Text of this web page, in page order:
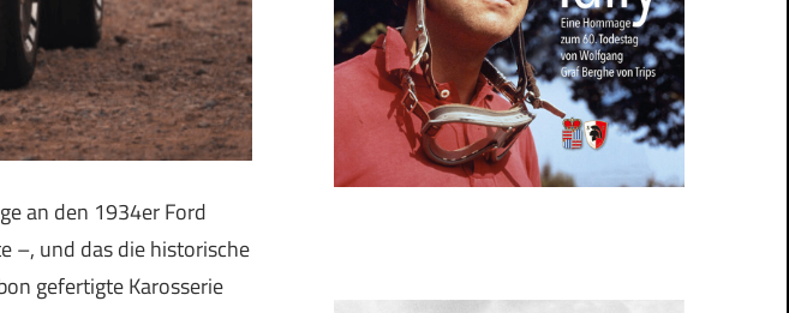
an den 1934er Ford
–, und das die historische
gefertigte Karosserie